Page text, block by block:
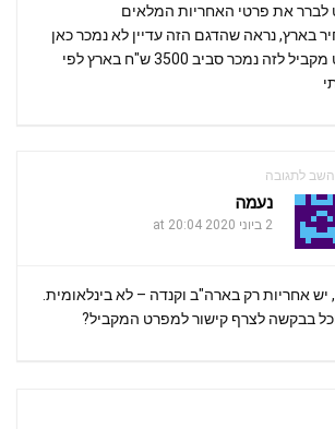
לברר את פרטי האחריות המלאים
בארץ, נראה שהדגם הזה עדיין לא נמכר כאן
אבל מפרט מקביל לזה נמכר סביב 3500 ש"ח בארץ לפי
השב לתגובה
נעמה
2 ביוני 2020 at 20:04
יש אחריות רק בארה"ב וקנדה – לא בינלאומית.
בבקשה לצרף קישור למפרט המקביל?